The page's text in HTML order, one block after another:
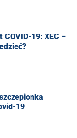
COVID-19: XEC –
19